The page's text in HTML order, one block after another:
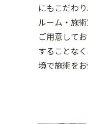
にもこだわ
ルーム・施
ご用意して
することな
境で施術を